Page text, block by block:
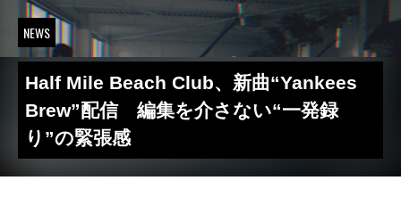
NEWS
Half Mile Beach Club、新曲“Yankees
Brew”配信 編集を介さない“一発録
り”の緊張感